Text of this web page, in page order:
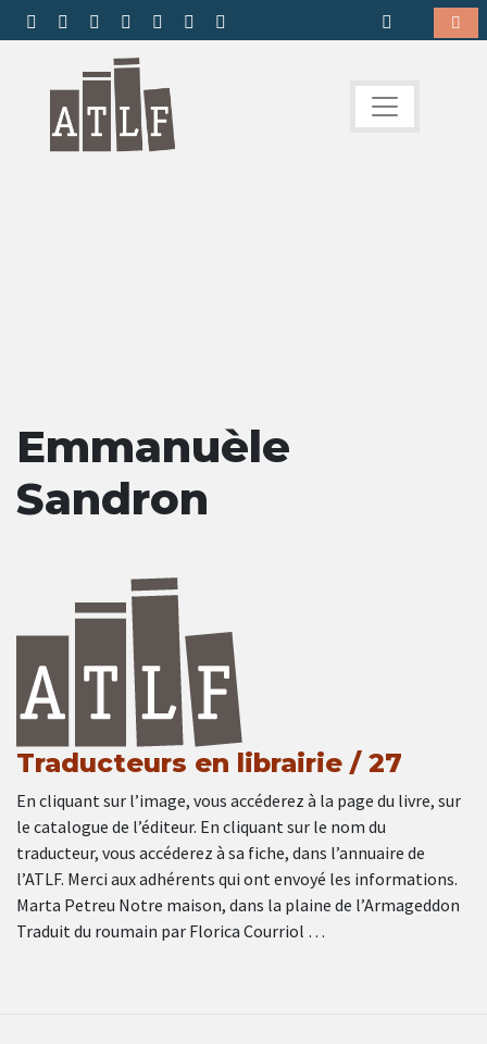
Emmanuèle
Sandron
Traducteurs en librairie / 27
En cliquant sur l’image, vous accéderez à la page du livre, sur
le catalogue de l’éditeur. En cliquant sur le nom du
traducteur, vous accéderez à sa fiche, dans l’annuaire de
l’ATLF. Merci aux adhérents qui ont envoyé les informations.
Marta Petreu Notre maison, dans la plaine de l’Armageddon
Traduit du roumain par Florica Courriol …